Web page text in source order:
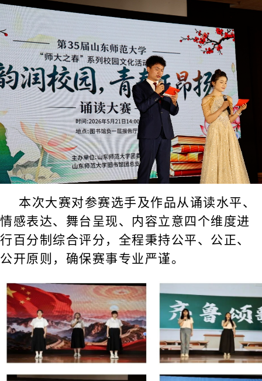
本次大赛对参赛选手及作品从诵读水平、
情感表达、舞台呈现、内容立意四个维度进
行百分制综合评分，全程秉持公平、公正、
公开原则，确保赛事专业严谨。